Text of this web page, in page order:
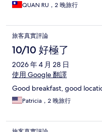
QUAN RU，2 晚旅行
旅客真實評論
10/10 好極了
2026 年 4 月 28 日
使用 Google 翻譯
Good breakfast, good
Patricia，2 晚旅行